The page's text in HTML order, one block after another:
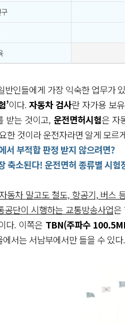
반인들에게 가장 익숙한 업무가
’이다.자동차 검사란 자가용 보
받는 것이고, 운전면허시험은 자
한 것이라 운전자라면 알게 모르
부적합 판정 받지 않으려면?
소된다! 운전면허 종류별 시험
동차 말고도 철도, 항공기, 버스
공단이 시행하는 교통방송사업은
다. 이쪽은 TBN(주파수
서는 서남부에서만 들을 수 있다.